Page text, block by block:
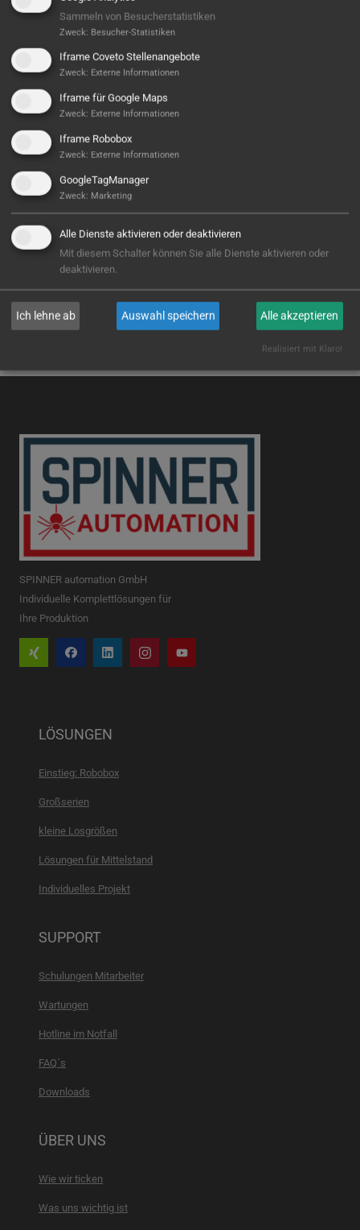
Hier ist noch was frei...
Sieht aus, als wäre hier noch Platz für Großes! Aktuell
ist noch kein Projekt hinterlegt – aber wer weiß,
vielleicht steht hier bald Ihres? Wir sind bereit, wenn
Sie es sind!
E-MAIL
SPINNER automation GmbH
Individuelle Komplettlösungen für
Ihre Produktion
LÖSUNGEN
Einstieg: Robobox
Großserien
kleine Losgrößen
Lösungen für Mittelstand
Individuelles Projekt
SUPPORT
Schulungen Mitarbeiter
Wartungen
Hotline im Notfall
FAQ´s
Downloads
ÜBER UNS
Wie wir ticken
Was uns wichtig ist
Sammeln von Besucherstatistiken
Zweck: Besucher-Statistiken
Iframe Coveto Stellenangebote
Zweck: Externe Informationen
Iframe für Google Maps
Zweck: Externe Informationen
Iframe Robobox
Zweck: Externe Informationen
GoogleTagManager
Zweck: Marketing
Alle Dienste aktivieren oder deaktivieren
Mit diesem Schalter können Sie alle Dienste aktivieren oder
deaktivieren.
Ich lehne ab Auswahl speichern Alle akzeptieren
Realisiert mit Klaro!